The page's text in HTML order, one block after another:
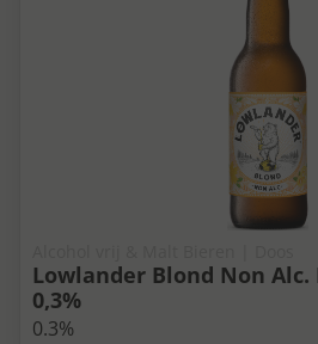
Lowlander Blond Non Alc.
0,3%
0.3%